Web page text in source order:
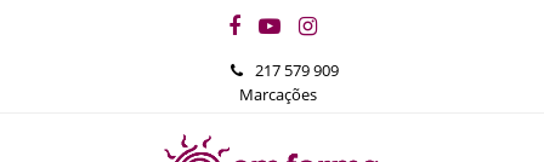
Facebook
YouTubeInstagram
217 579 909
Marcações